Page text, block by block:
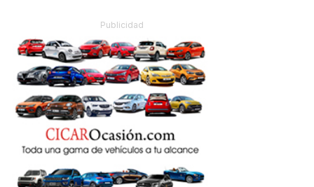
Publicidad